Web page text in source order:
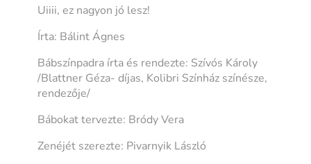
Uiiii, ez nagyon jó lesz!
Írta: Bálint Ágnes
Bábszínpadra írta és rendezte: Szívós Károly
/Blattner Géza- díjas, Kolibri Színház színésze,
rendezője/
Bábokat tervezte: Bródy Vera
Zenéjét szerezte: Pivarnyik László